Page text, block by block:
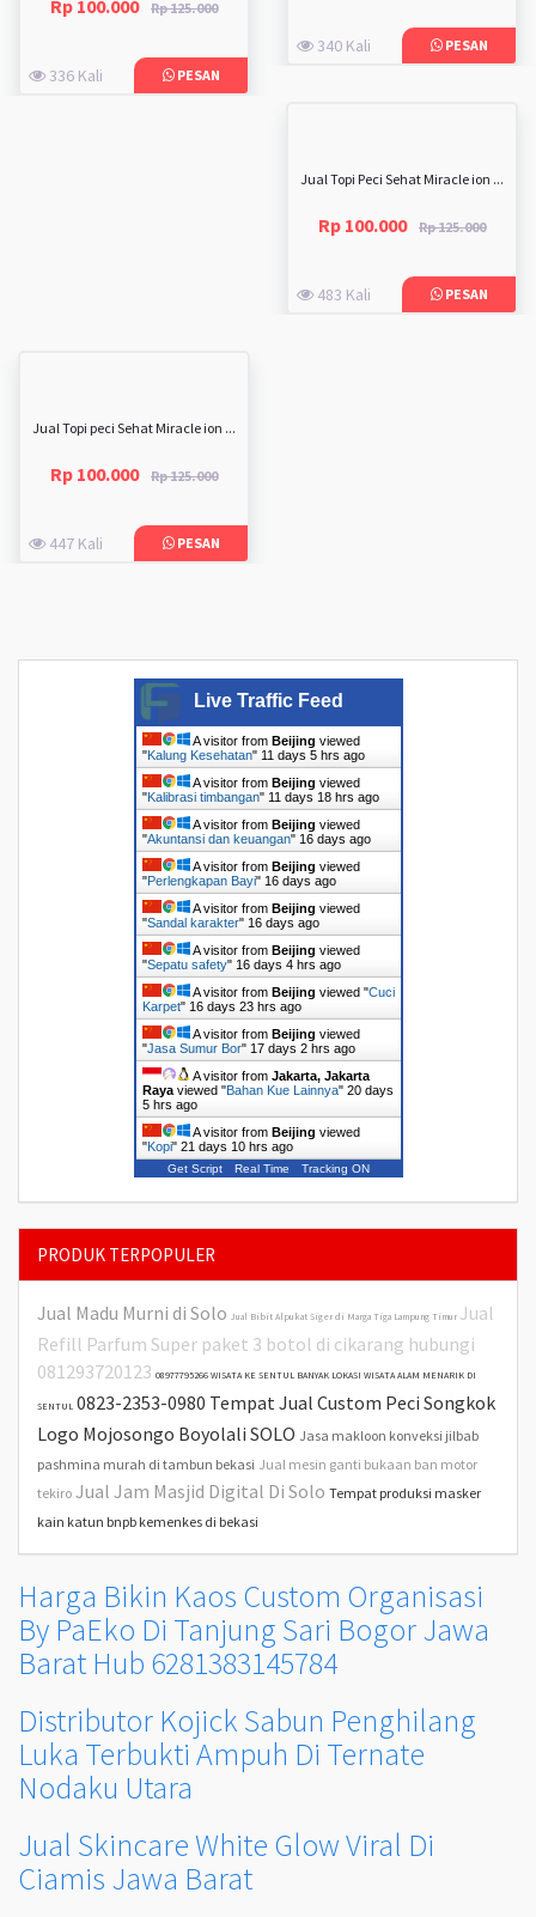
Rp 100.000 Rp 125.000
336 Kali PESAN
340 Kali PESAN
Jual Topi Peci Sehat Miracle ion ...
Rp 100.000 Rp 125.000
483 Kali PESAN
Jual Topi peci Sehat Miracle ion ...
Rp 100.000 Rp 125.000
447 Kali PESAN
Live Traffic Feed
A visitor from Beijing viewed
"Kalung Kesehatan" 11 days 5 hrs ago
A visitor from Beijing viewed
"Kalibrasi timbangan" 11 days 18 hrs ago
A visitor from Beijing viewed
"Akuntansi dan keuangan" 16 days ago
A visitor from Beijing viewed
"Perlengkapan Bayi" 16 days ago
A visitor from Beijing viewed
"Sandal karakter" 16 days ago
A visitor from Beijing viewed
"Sepatu safety" 16 days 4 hrs ago
A visitor from Beijing viewed "Cuci
Karpet" 16 days 23 hrs ago
A visitor from Beijing viewed
"Jasa Sumur Bor" 17 days 2 hrs ago
A visitor from Jakarta, Jakarta
Rayaviewed "Bahan Kue Lainnya" 20 days
5 hrs ago
A visitor from Beijing viewed
"Kopi" 21 days 10 hrs ago
Get Script Real Time Tracking ON
PRODUK TERPOPULER
Jual Madu Murni di Solo Jual Bibit Alpukat Siger di Marga Tiga Lampung Timur Jual
Refill Parfum Super paket 3 botol di cikarang hubungi
081293720123 08977795266 WISATA KE SENTUL BANYAK LOKASI WISATA ALAM MENARIK DI
SENTUL 0823-2353-0980 Tempat Jual Custom Peci Songkok
Logo Mojosongo Boyolali SOLO Jasa makloon konveksi jilbab
pashmina murah di tambun bekasi Jual mesin ganti bukaan ban motor
tekiro Jual Jam Masjid Digital Di Solo Tempat produksi masker
kain katun bnpb kemenkes di bekasi
Harga Bikin Kaos Custom Organisasi
By PaEko Di Tanjung Sari Bogor Jawa
Barat Hub 6281383145784
Distributor Kojick Sabun Penghilang
Luka Terbukti Ampuh Di Ternate
Nodaku Utara
Jual Skincare White Glow Viral Di
Ciamis Jawa Barat